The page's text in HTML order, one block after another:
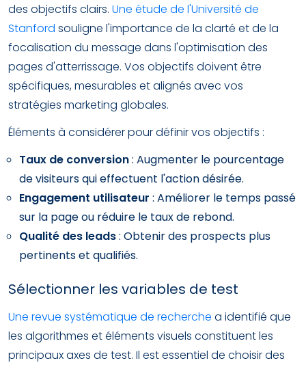
des objectifs clairs. Une étude de l'Université de
Stanford souligne l'importance de la clarté et de la
focalisation du message dans l'optimisation des
pages d'atterrissage. Vos objectifs doivent être
spécifiques, mesurables et alignés avec vos
stratégies marketing globales.
Éléments à considérer pour définir vos objectifs :
Taux de conversion: Augmenter le pourcentage
de visiteurs qui effectuent l'action désirée.
Engagement utilisateur : Améliorer le temps passé
sur la page ou réduire le taux de rebond.
Qualité des leads: Obtenir des prospects plus
pertinents et qualifiés.
Sélectionner les variables de test
Une revue systématique de recherche a identifié que
les algorithmes et éléments visuels constituent les
principaux axes de test. Il est essentiel de choisir des